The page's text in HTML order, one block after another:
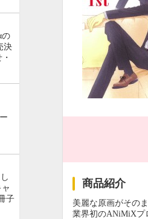
商品紹介
美麗な原画がその
業界初のANiMiXプ
の
決
子